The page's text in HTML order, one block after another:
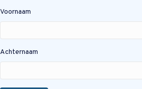
Voornaam
Achternaam